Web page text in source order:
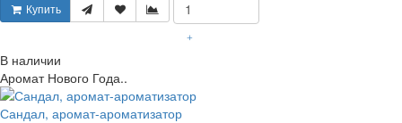
Купить
+
В наличии
Аромат Нового Года..
Сандал, аромат-ароматизатор